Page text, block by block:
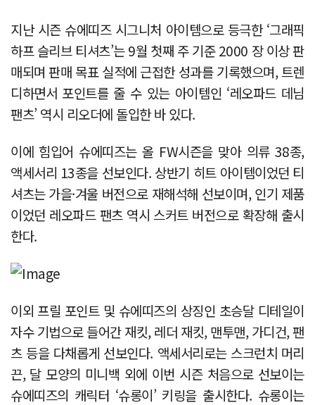
지난 시즌 슈에띠즈 시그니처 아이템으로 등극한 ‘그래픽
하프 슬리브 티셔츠’는 9월 첫째 주 기준 2000 장 이상 판
매되며 판매 목표 실적에 근접한 성과를 기록했으며, 트렌
디하면서 포인트를 줄 수 있는 아이템인 ‘레오파드 데님
팬츠’ 역시 리오더에 돌입한 바 있다.
이에 힘입어 슈에띠즈는 올 FW시즌을 맞아 의류 38종,
액세서리 13종을 선보인다. 상반기 히트 아이템이었던 티
셔츠는 가을·겨울 버전으로 재해석해 선보이며, 인기 제품
이었던 레오파드 팬츠 역시 스커트 버전으로 확장해 출시
한다.
이외 프릴 포인트 및 슈에띠즈의 상징인 초승달 디테일이
자수 기법으로 들어간 재킷, 레더 재킷, 맨투맨, 가디건, 팬
츠 등을 다채롭게 선보인다. 액세서리로는 스크런치 머리
끈, 달 모양의 미니백 외에 이번 시즌 처음으로 선보이는
슈에띠즈의 캐릭터 ‘슈롱이’ 키링을 출시한다. 슈롱이는